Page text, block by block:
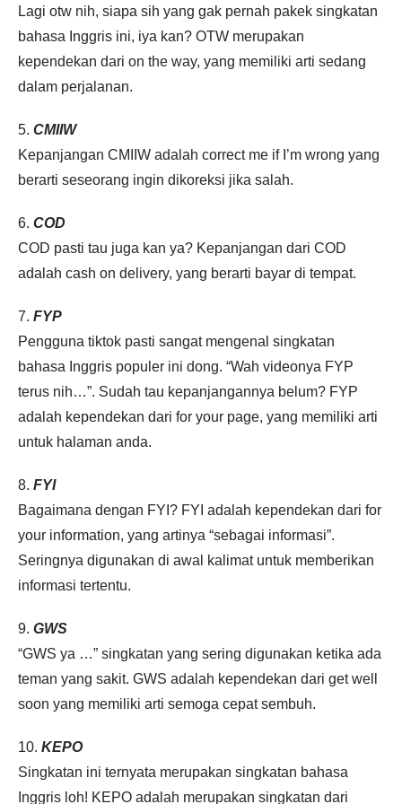
Lagi otw nih, siapa sih yang gak pernah pakek singkatan
bahasa Inggris ini, iya kan? OTW merupakan
kependekan dari on the way, yang memiliki arti sedang
dalam perjalanan.
5. CMIIW
Kepanjangan CMIIW adalah correct me if I’m wrong yang
berarti seseorang ingin dikoreksi jika salah.
6. COD
COD pasti tau juga kan ya? Kepanjangan dari COD
adalah cash on delivery, yang berarti bayar di tempat.
7. FYP
Pengguna tiktok pasti sangat mengenal singkatan
bahasa Inggris populer ini dong. “Wah videonya FYP
terus nih…”. Sudah tau kepanjangannya belum? FYP
adalah kependekan dari for your page, yang memiliki arti
untuk halaman anda.
8. FYI
Bagaimana dengan FYI? FYI adalah kependekan dari for
your information, yang artinya “sebagai informasi”.
Seringnya digunakan di awal kalimat untuk memberikan
informasi tertentu.
9. GWS
“GWS ya …” singkatan yang sering digunakan ketika ada
teman yang sakit. GWS adalah kependekan dari get well
soon yang memiliki arti semoga cepat sembuh.
10. KEPO
Singkatan ini ternyata merupakan singkatan bahasa
Inggris loh! KEPO adalah merupakan singkatan dari